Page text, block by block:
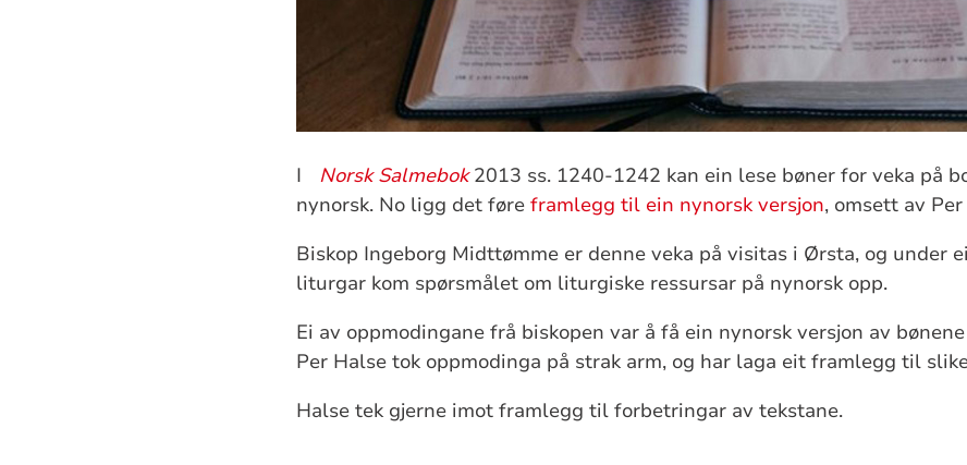
I Norsk Salmebok2013 ss. 1240-1242 kan ein lese bøner for veka på
nynorsk. No ligg det føre framlegg til ein nynorsk versjon, omsett av
Biskop Ingeborg Midttømme er denne veka på visitas i Ørsta, og under
liturgar kom spørsmålet om liturgiske ressursar på nynorsk opp.
Ei av oppmodingane frå biskopen var å få ein nynorsk versjon av
Per Halse tok oppmodinga på strak arm, og har laga eit framlegg til
Halse tek gjerne imot framlegg til forbetringar av tekstane.